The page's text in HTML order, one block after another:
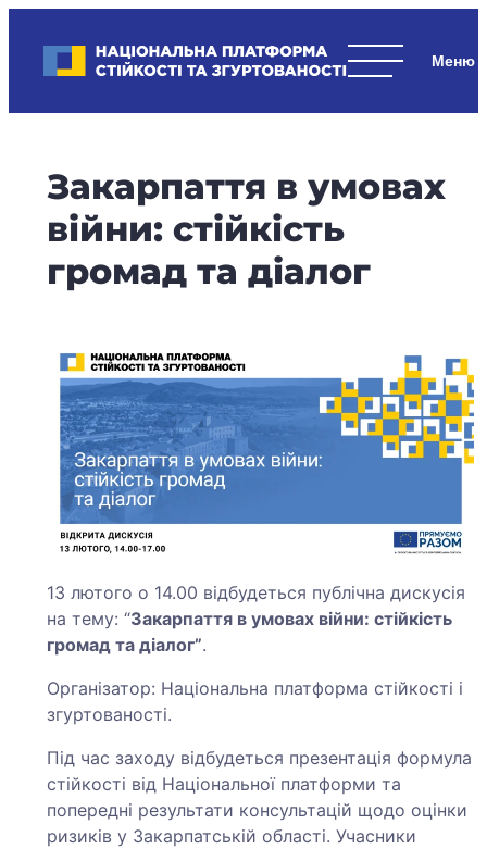
content
Національна платформа стійкості та згуртованості
стратегічні
стійкість
держави
та
суспільства,
згуртованість
єдність.
Закарпаття в умовах
війни: стійкість
громад та діалог
13 лютого о 14.00 відбудеться публічна дискусія
на тему: “Закарпаття в умовах війни: стійкість
громад та діалог”.
Організатор: Національна платформа стійкості і
згуртованості.
Під час заходу відбудеться презентація формула
стійкості від Національної платформи та
попередні результати консультацій щодо оцінки
ризиків у Закарпатській області. Учасники